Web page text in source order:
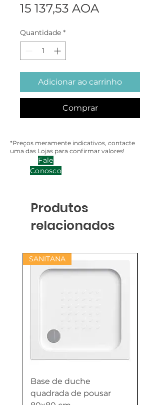
15 137,53 AOA
Quantidade *
Adicionar ao carrinho
Comprar
*Preços meramente indicativos, contacte
uma das Lojas para confirmar valores!
Fale
Conosco
Produtos
relacionados
SANITANA
Base de duche
quadrada de pousar